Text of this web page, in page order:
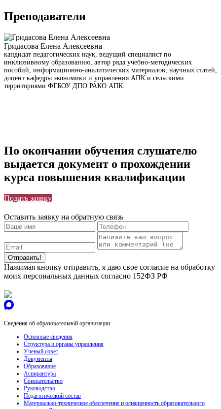
Преподаватели
Гридасова Елена Алексеевна
кандидат педагогических наук, ведущий специалист по
инклюзивному образованию, автор ряда учебно-методических
пособий, информационно-аналитических материалов, научных статей,
доцент кафедры экономики и управления АПК и сельскими
территориями ФГБОУ ДПО РАКО АПК.
По окончании обучения слушателю
выдается документ о прохождении
курса повышения квалификации
Подать заявку
Оставить заявку на обратную связь
Нажимая кнопку отправить, я даю свое согласие на обработку
моих персональных данных согласно 152ФЗ РФ
Сведения об образовательной организации
Основные сведения
Структура и органы управления
Ученый совет
Документы
Образование
Аспирантура
Соискательство
Руководство
Педагогический состав
Материально-техническое обеспечение и оснащенность образовательного